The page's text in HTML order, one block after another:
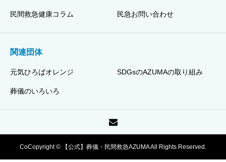
民間救急健康コラム 民急お問い合わせ
関連団体
元気ひろばオレンジ SDGsのAZUMAの取り組み
葬儀のいろいろ
CoCopyright © 【公式】葬儀・民間救急AZUMA All Rights Reserved.